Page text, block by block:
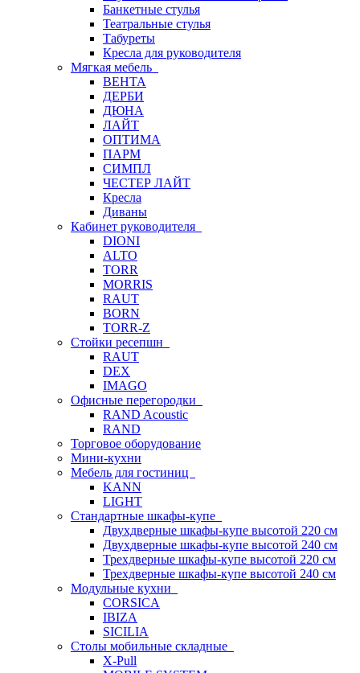
Банкетные стулья
Театральные стулья
Табуреты
Кресла для руководителя
Мягкая мебель
ВЕНТА
ДЕРБИ
ДЮНА
ЛАЙТ
ОПТИМА
ПАРМ
СИМПЛ
ЧЕСТЕР ЛАЙТ
Кресла
Диваны
Кабинет руководителя
DIONI
ALTO
TORR
MORRIS
RAUT
BORN
TORR-Z
Стойки ресепшн
RAUT
DEX
IMAGO
Офисные перегородки
RAND Acoustic
RAND
Торговое оборудование
Мини-кухни
Мебель для гостиниц
KANN
LIGHT
Стандартные шкафы-купе
Двухдверные шкафы-купе высотой 220 см
Двухдверные шкафы-купе высотой 240 см
Трехдверные шкафы-купе высотой 220 см
Трехдверные шкафы-купе высотой 240 см
Модульные кухни
CORSICA
IBIZA
SICILIA
Столы мобильные складные
X-Pull